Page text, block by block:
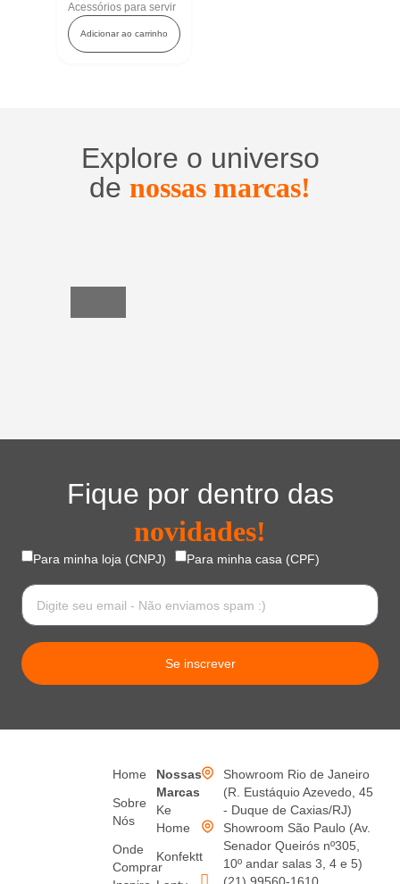
Acessórios para servir
Adicionar ao carrinho
Explore o universo
de nossas marcas!
Fique por dentro das
novidades!
Para minha loja (CNPJ) Para minha casa (CPF)
Se inscrever
Home
Sobre
Nós
Onde
Comprar
Nossas
Marcas
Ke
Home
Konfektt
Showroom Rio de Janeiro
(R. Eustáquio Azevedo, 45
- Duque de Caxias/RJ)
Showroom São Paulo (Av.
Senador Queirós nº305,
10º andar salas 3, 4 e 5)